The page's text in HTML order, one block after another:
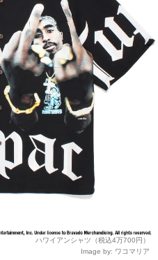
ハワイアンシャツ（税込4万700円）
Image by: ワコマリア